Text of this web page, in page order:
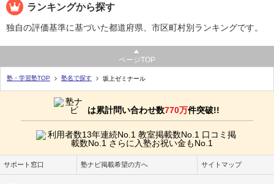
ランキングから探す
独自の評価基準に基づいた都道府県、市区町村別ランキングです。
ページTOP
塾・学習塾TOP 塾名で探す 坂上ゼミナール
は累計問い合わせ数770万件突破!!
サポート窓口 塾ナビ掲載希望の方へ サイトマップ